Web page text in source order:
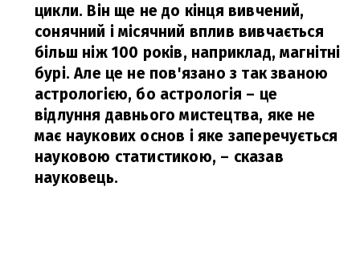
цикли. Він ще не до кінця вивчений,
сонячний і місячний вплив вивчається
більш ніж 100 років, наприклад, магнітні
бурі. Але це не пов'язано з так званою
астрологією, бо астрологія – це
відлуння давнього мистецтва, яке не
має наукових основ і яке заперечується
науковою статистикою, – сказав
науковець.